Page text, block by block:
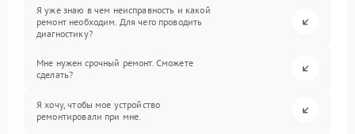
Я уже знаю в чем неисправность и какой
ремонт необходим. Для чего проводить
диагностику?
Мне нужен срочный ремонт. Сможете
сделать?
Я хочу, чтобы мое устройство
ремонтировали при мне.